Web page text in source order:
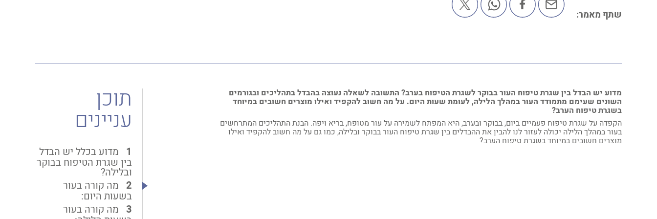
שתף מאמר:
מדוע יש הבדל בין שגרת טיפוח העור בבוקר לשגרת הטיפוח בערב? התשובה לשאלה נעוצה בהבדל בתהליכים ובגורמים
השונים שעימם מתמודד העור במהלך הלילה, לעומת שעות היום. על מה חשוב להקפיד ואילו מוצרים חשובים במיוחד
בשגרת טיפוח הערב?
הקפדה על שגרת טיפוח פעמיים ביום, בבוקר ובערב, היא המפתח לשמירה על עור מטופח, בריא ויפה. הבנת התהליכים המתרחשים
בעור במהלך הלילה יכולה לעזור לנו להבין את ההבדלים בין שגרת טיפוח העור בבוקר ובלילה, כמו גם על מה חשוב להקפיד ואילו
מוצרים חשובים במיוחד בשגרת טיפוח הערב?
תוכן
עניינים
מדוע בכלל יש הבדל
בין שגרת הטיפוח בבוקר
ובלילה?
מה קורה בעור
בשעות היום:
מה קורה בעור